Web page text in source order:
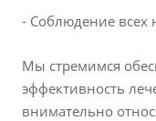
- Соблюдение всех
Мы стремимся
эффективность
внимательно